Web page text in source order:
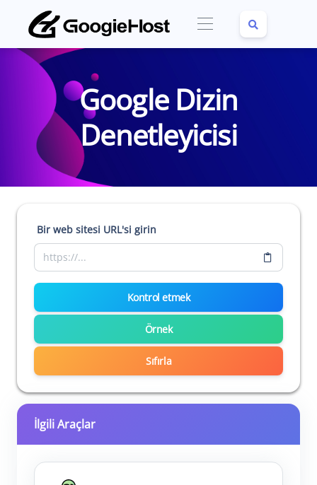
Google Dizin
Denetleyicisi
Bir web sitesi URL'si girin
Kontrol etmek
Örnek
Sıfırla
İlgili Araçlar